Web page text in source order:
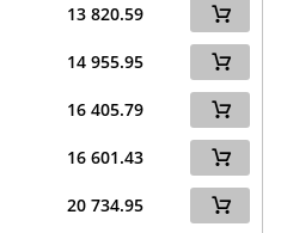
13 820.59
14 955.95
16 405.79
16 601.43
20 734.95